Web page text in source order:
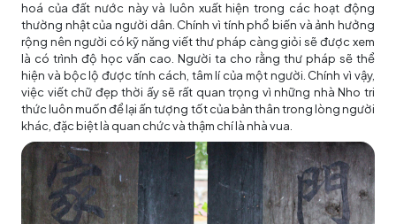
hoá của đất nước này và luôn xuất hiện trong các hoạt động
thường nhật của người dân. Chính vì tính phổ biến và ảnh hưởng
rộng nên người có kỹ năng viết thư pháp càng giỏi sẽ được xem
là có trình độ học vấn cao. Người ta cho rằng thư pháp sẽ thể
hiện và bộc lộ được tính cách, tâm lí của một người. Chính vì vậy,
việc viết chữ đẹp thời ấy sẽ rất quan trọng vì những nhà Nho tri
thức luôn muốn để lại ấn tượng tốt của bản thân trong lòng người
khác, đặc biệt là quan chức và thậm chí là nhà vua.